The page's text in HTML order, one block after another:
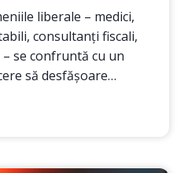
liberale – medici,
consultanți fiscali,
se confruntă cu un
să desfășoare…